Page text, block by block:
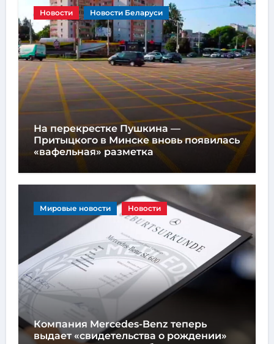
Новости Новости Беларуси
На перекрестке Пушкина —
Притыцкого в Минске вновь появилась
«вафельная» разметка
Мировые новости Новости
Компания Mercedes-Benz теперь
выдает «свидетельства о рождении»